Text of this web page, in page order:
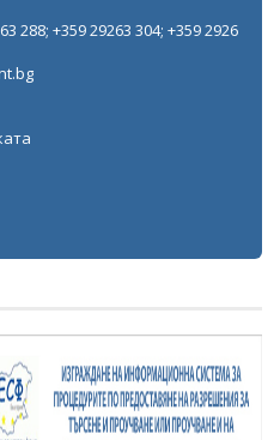
288; +359 29263 304; +359 2926